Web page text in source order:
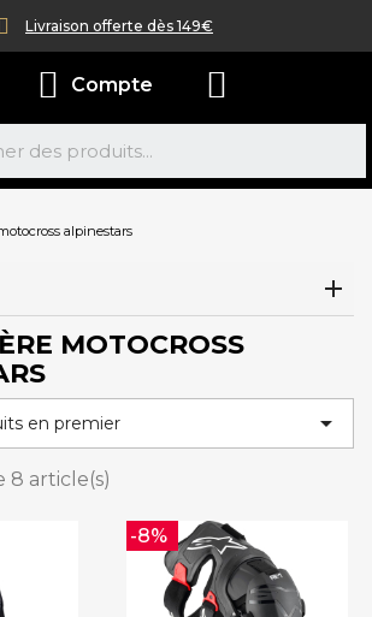
Livraison offerte dès 149€
Compte
alpinestars
MOTOCROSS
en premier 
8 article(s)
-8%